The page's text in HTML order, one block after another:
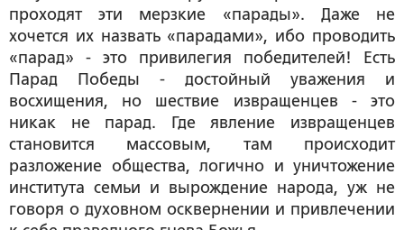
проходят эти мерзкие «парады». Даже не
хочется их назвать «парадами», ибо проводить
«парад» - это привилегия победителей! Есть
Парад Победы - достойный уважения и
восхищения, но шествие извращенцев - это
никак не парад. Где явление извращенцев
становится массовым, там происходит
разложение общества, логично и уничтожение
института семьи и вырождение народа, уж не
говоря о духовном осквернении и привлечении